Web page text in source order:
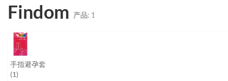
Findom 产品: 1
手指避孕套
(1)